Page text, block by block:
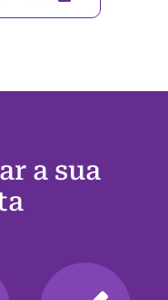
a sua